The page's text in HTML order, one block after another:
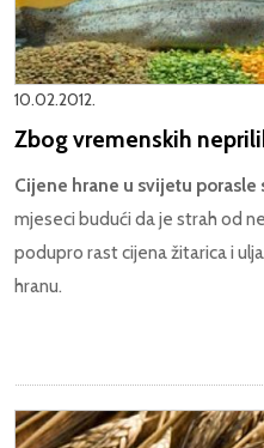
10.02.2012.
Zbog vremenskih
Cijene hrane u svijetu porasle
mjeseci budući da je strah od
podupro rast cijena žitarica i
hranu.